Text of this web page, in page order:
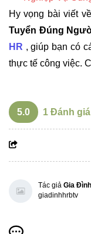
Hy vọng bài viết
Tuyển Đúng
HR , giúp bạn có
thực tế công việc.
5.0 1 Đánh giá
Tác giả Gia
giadinhhrbtv